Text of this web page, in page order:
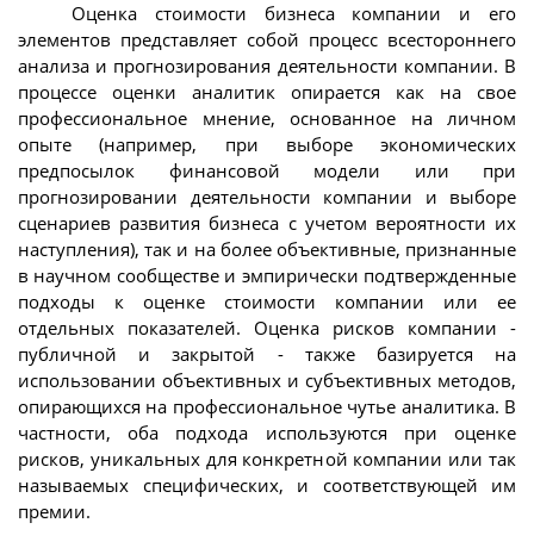
Оценка стоимости бизнеса компании и его
элементов представляет собой процесс всестороннего
анализа и прогнозирования деятельности компании. В
процессе оценки аналитик опирается как на свое
профессиональное мнение, основанное на личном
опыте (например, при выборе экономических
предпосылок финансовой модели или при
прогнозировании деятельности компании и выборе
сценариев развития бизнеса с учетом вероятности их
наступления), так и на более объективные, признанные
в научном сообществе и эмпирически подтвержденные
подходы к оценке стоимости компании или ее
отдельных показателей. Оценка рисков компании -
публичной и закрытой - также базируется на
использовании объективных и субъективных методов,
опирающихся на профессиональное чутье аналитика. В
частности, оба подхода используются при оценке
рисков, уникальных для конкретной компании или так
называемых специфических, и соответствующей им
премии.